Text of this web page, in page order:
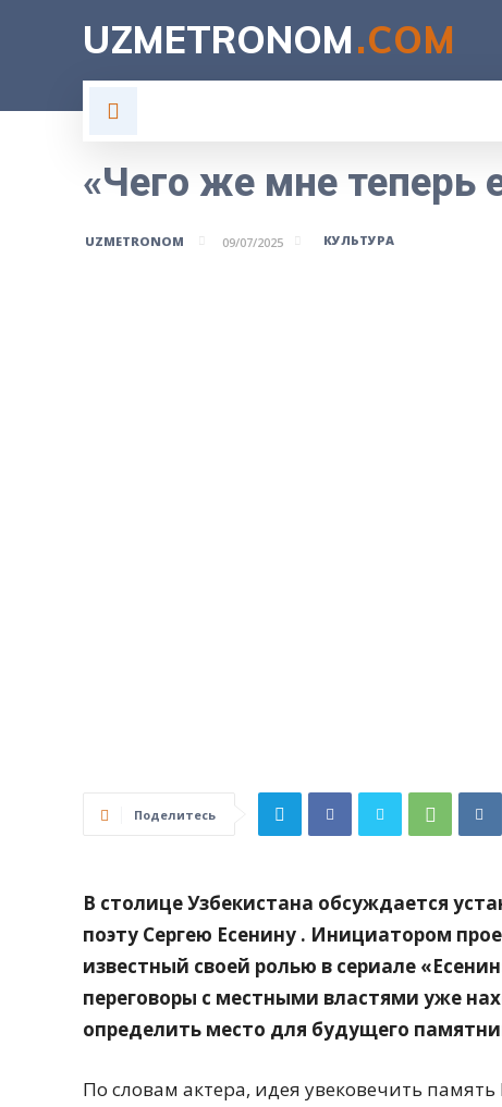
UZMETRONOM.COM
«Чего же мне теперь
UZMETRONOM 09/07/2025 КУЛЬТУРА
Поделитесь
В столице Узбекистана обсуждается
поэту Сергею Есенину . Инициатором
известный своей ролью в сериале
переговоры с местными властями уже
определить место для будущего
По словам актера, идея увековечить